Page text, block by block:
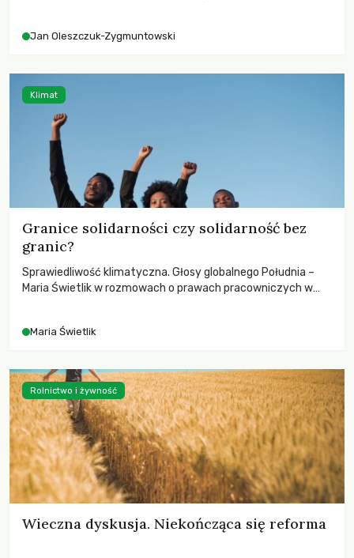
Jan Oleszczuk-Zygmuntowski
Granice solidarności czy solidarność bez
granic?
Sprawiedliwość klimatyczna. Głosy globalnego Południa –
Maria Świetlik w rozmowach o prawach pracowniczych w
Maria Świetlik
Klimat
Wieczna dyskusja. Niekończąca się reforma
Rolnictwo i żywność